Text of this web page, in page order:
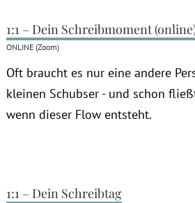
1:1 – Dein Schreibmoment
ONLINE (Zoom)
Oft braucht es nur eine andere
kleinen Schubser - und schon
wenn dieser Flow entsteht.
1:1 – Dein Schreibtag